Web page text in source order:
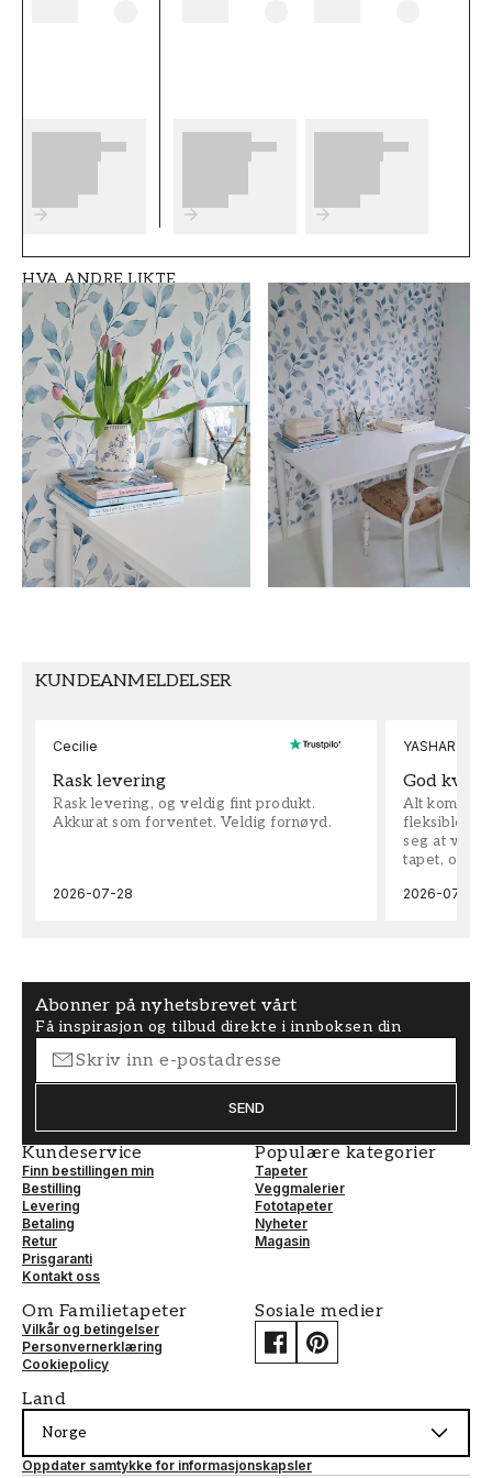
Produktdetaljer
FT05B6-1082201-0
MERKEVARE
Scandza Moderne, Svensk
BREDDE (m)
0,5
HØYDE (m)
10,05
MØNSTER
Blomstret
SAMLING
Scandza
FARGE
Blå
MØNSTERHØYDE (cm)
50
HVA ANDRE LIKTE
KUNDEANMELDELSER
Cecilie
Rask levering
Rask levering, og veldig fint produkt.
Akkurat som forventet. Veldig fornøyd.
2026-07-28
YASHAR
God
Alt kom
fleksible på
seg at vi
tapet, og
2026-07-04
Abonner på nyhetsbrevet vårt
Få inspirasjon og tilbud direkte i innboksen din
SEND
Kundeservice
Finn bestillingen min
Bestilling
Levering
Betaling
Retur
Prisgaranti
Kontakt oss
Populære kategorier
Tapeter
Veggmalerier
Fototapeter
Nyheter
Magasin
Om Familietapeter
Vilkår og betingelser
Personvernerklæring
Cookiepolicy
Sosiale medier
Land
Norge
Oppdater samtykke for informasjonskapsler